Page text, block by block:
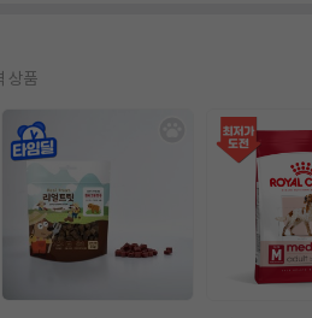
상품